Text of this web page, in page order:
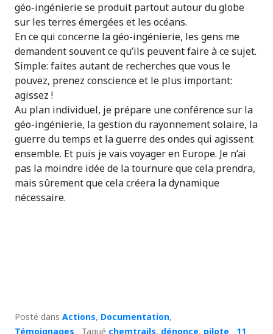
géo-ingénierie se produit partout autour du globe
sur les terres émergées et les océans.
En ce qui concerne la géo-ingénierie, les gens me
demandent souvent ce qu’ils peuvent faire à ce sujet.
Simple: faites autant de recherches que vous le
pouvez, prenez conscience et le plus important:
agissez !
Au plan individuel, je prépare une conférence sur la
géo-ingénierie, la gestion du rayonnement solaire, la
guerre du temps et la guerre des ondes qui agissent
ensemble. Et puis je vais voyager en Europe. Je n’ai
pas la moindre idée de la tournure que cela prendra,
mais sûrement que cela créera la dynamique
nécessaire.
Posté dans Actions, Documentation,
Témoignages
Tagué chemtrails, dénonce, pilote
11